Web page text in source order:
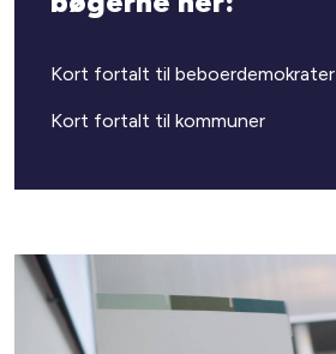
Kort fortalt til beboerdemokrater
Kort fortalt til kommuner